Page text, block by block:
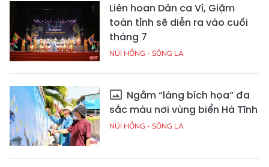
Liên hoan Dân ca Ví, Giặm
toàn tỉnh sẽ diễn ra vào cuối
tháng 7
NÚI HỒNG - SÔNG LA
Ngắm “làng bích họa” đa
sắc màu nơi vùng biển Hà Tĩnh
NÚI HỒNG - SÔNG LA